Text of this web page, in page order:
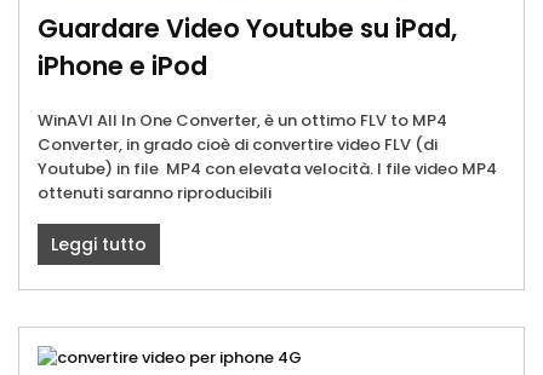
Guardare Video Youtube su iPad,
iPhone e iPod
WinAVI All In One Converter, è un ottimo FLV to MP4
Converter, in grado cioè di convertire video FLV (di
Youtube) in file MP4 con elevata velocità. I file video MP4
ottenuti saranno riproducibili
Leggi tutto